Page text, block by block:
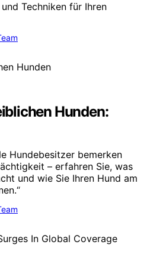
Techniken für Ihren
Hunden:
Hundebesitzer bemerken
– erfahren Sie, was
und wie Sie Ihren Hund am